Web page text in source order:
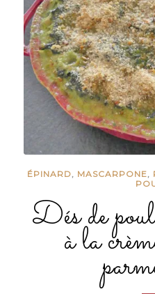
ÉPINARD, MASCARPONE,
Dés de
à la